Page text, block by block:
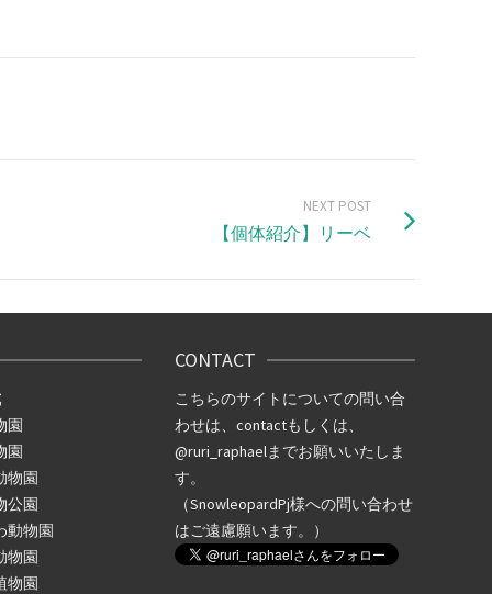
NEXT POST
【個体紹介】リーベ
園
園
物園
公園
動物園
物園
物園
CONTACT
こちらのサイトについての問い合
わせは、contactもしくは、
@ruri_raphaelまでお願いいたしま
す。
（SnowleopardPj様への問い合わせ
はご遠慮願います。）